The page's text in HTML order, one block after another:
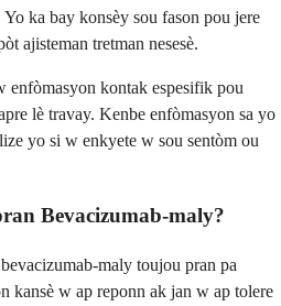
ka bay konsèy sou fason pou jere
ajisteman tretman nesesè.
enfòmasyon kontak espesifik pou
lè travay. Kenbe enfòmasyon sa yo
yo si w enkyete w sou sentòm ou
Bevacizumab-maly?
maly toujou pran pa
kansè w ap reponn ak jan w ap tolere